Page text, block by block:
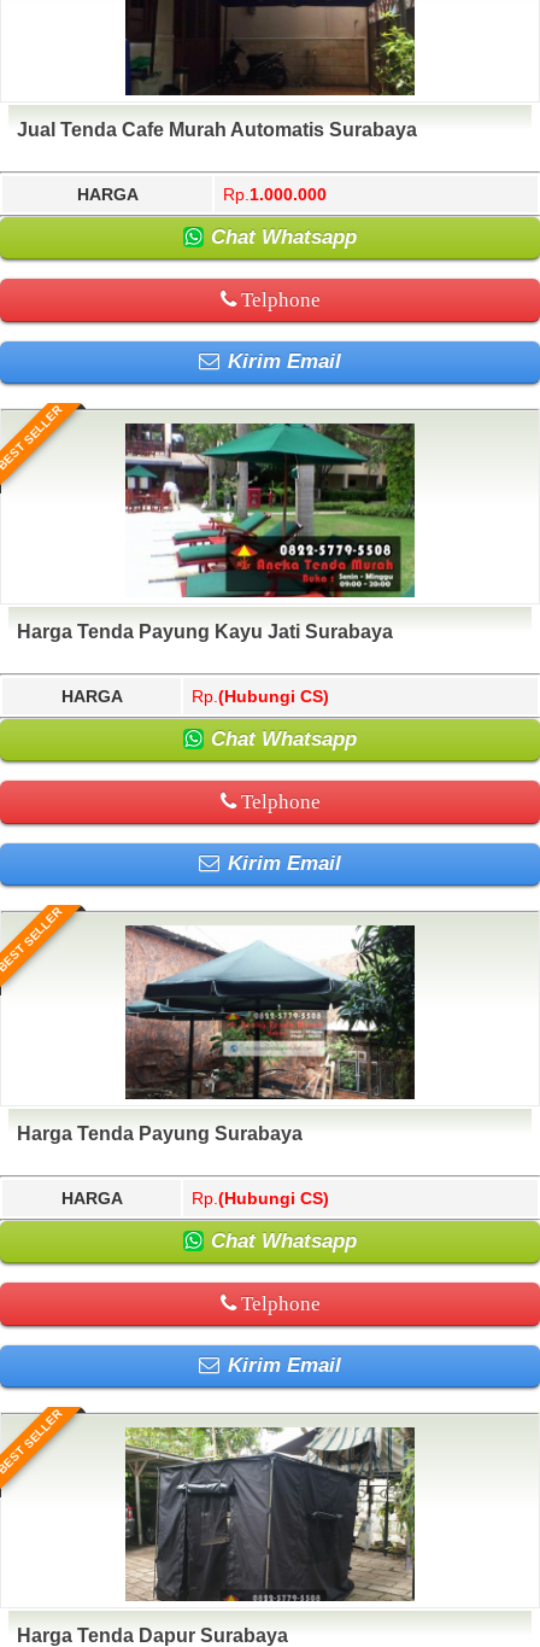
Jual Tenda Cafe Murah Automatis Surabaya
HARGA Rp. 1.000.000
Chat Whatsapp
Telphone
Kirim Email
SELLER
Harga Tenda Payung Kayu Jati Surabaya
HARGA Rp. (Hubungi CS)
Chat Whatsapp
Telphone
Kirim Email
SELLER
Harga Tenda Payung Surabaya
HARGA Rp. (Hubungi CS)
Chat Whatsapp
Telphone
Kirim Email
SELLER
Harga Tenda Dapur Surabaya